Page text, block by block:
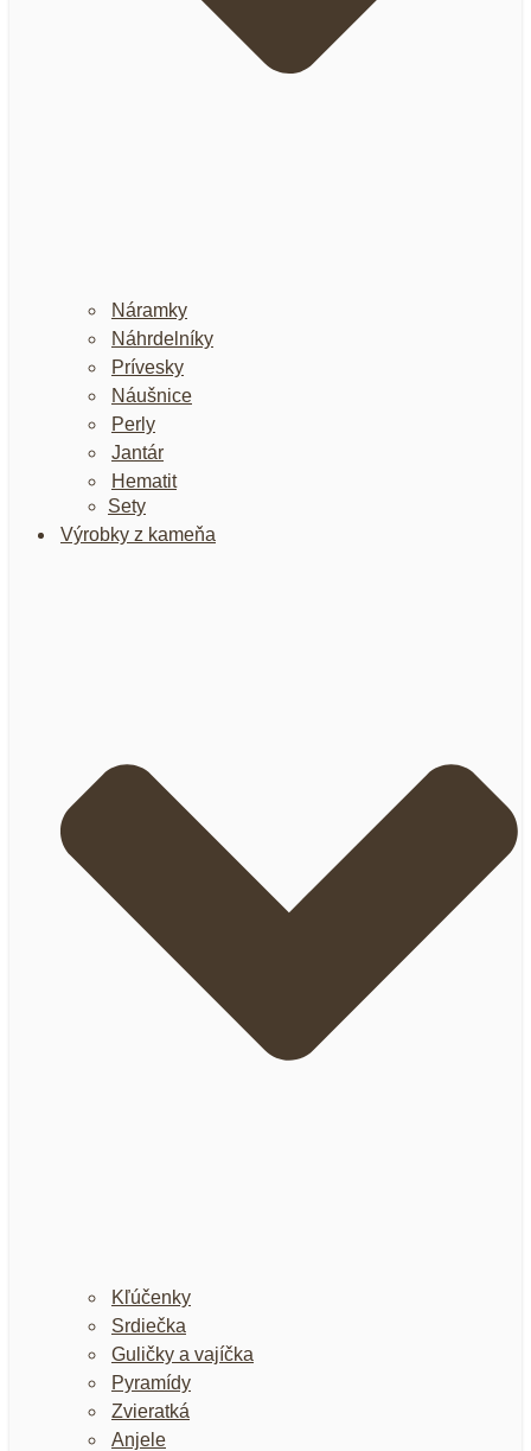
Náramky
Náhrdelníky
Prívesky
Náušnice
Perly
Jantár
Hematit
Sety
Výrobky z kameňa
Kľúčenky
Srdiečka
Guličky a vajíčka
Pyramídy
Zvieratká
Anjele